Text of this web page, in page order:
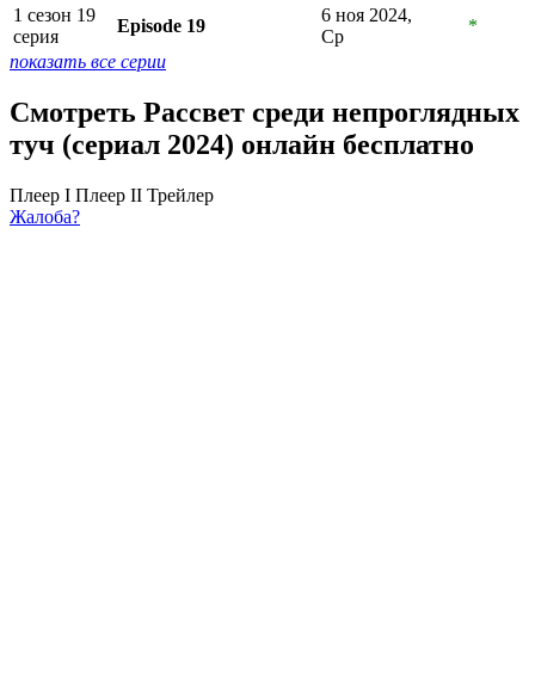
1 сезон 19
серия
Episode 19
6 ноя 2024,
Ср
*
показать все серии
Смотреть Рассвет среди непроглядных
туч (сериал 2024) онлайн бесплатно
Плеер I Плеер II Трейлер
Жалоба?